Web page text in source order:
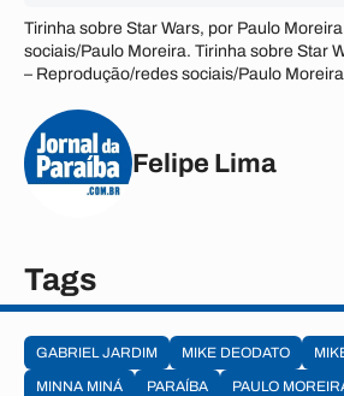
Tirinha sobre Star Wars, por Paulo
sociais/Paulo Moreira. Tirinha sobre Star
– Reprodução/redes sociais/Paulo Moreira
Felipe Lima
Tags
GABRIEL JARDIM MIKE DEODATO
MINNA MINÁ
PARAÍBA PAULO